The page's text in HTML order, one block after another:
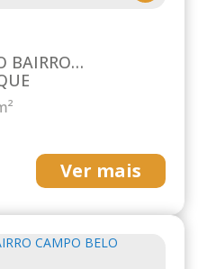
BAIRRO
Ver mais